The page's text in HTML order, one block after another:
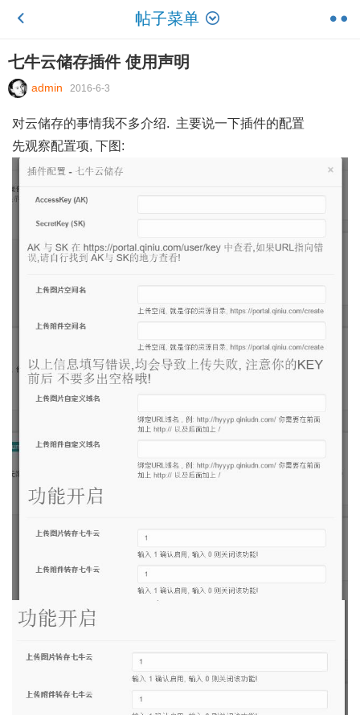
帖子菜单
七牛云储存插件 使用声明
admin 2016-6-3
对云储存的事情我不多介绍. 主要说一下插件的配置
先观察配置项, 下图: